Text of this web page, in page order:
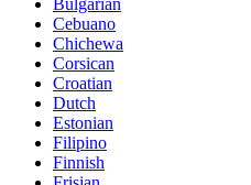
Cebuano
Chichewa
Corsican
Croatian
Dutch
Estonian
Filipino
Finnish